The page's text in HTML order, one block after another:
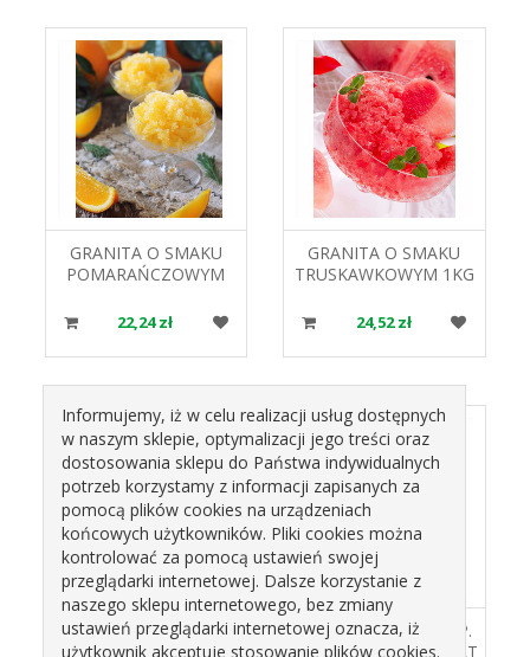
GRANITA O SMAKU
POMARAŃCZOWYM
NAPOJU MROŻONEGO
22,24 zł
GRANITA O SMAKU
TRUSKAWKOWYM 1KG
NAPOJU MROŻONEGO
24,52 zł
GRANITA O SMAKU
ZIELONEGO JABŁKA
SHAKE POMORSKI OP.
2KG AKO KONCENTRAT
Informujemy, iż w celu realizacji usług dostępnych
w naszym sklepie, optymalizacji jego treści oraz
dostosowania sklepu do Państwa indywidualnych
potrzeb korzystamy z informacji zapisanych za
pomocą plików cookies na urządzeniach
końcowych użytkowników. Pliki cookies można
kontrolować za pomocą ustawień swojej
przeglądarki internetowej. Dalsze korzystanie z
naszego sklepu internetowego, bez zmiany
ustawień przeglądarki internetowej oznacza, iż
użytkownik akceptuje stosowanie plików cookies.